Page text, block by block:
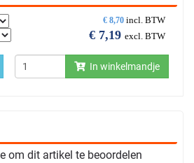
€ 8,70 incl. BTW
€ 7,19 excl. BTW
In winkelmandje
om dit artikel te beoordelen